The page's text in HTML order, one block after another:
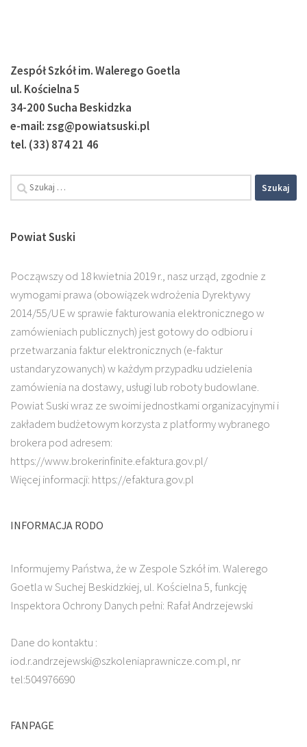
Zespół Szkół im. Walerego Goetla
ul. Kościelna 5
34-200 Sucha Beskidzka
e-mail: zsg@powiatsuski.pl
tel. (33) 874 21 46
Powiat Suski
Począwszy od 18 kwietnia 2019 r., nasz urząd, zgodnie z
wymogami prawa (obowiązek wdrożenia Dyrektywy
2014/55/UE w sprawie fakturowania elektronicznego w
zamówieniach publicznych) jest gotowy do odbioru i
przetwarzania faktur elektronicznych (e-faktur
ustandaryzowanych) w każdym przypadku udzielenia
zamówienia na dostawy, usługi lub roboty budowlane.
Powiat Suski wraz ze swoimi jednostkami organizacyjnymi i
zakładem budżetowym korzysta z platformy wybranego
brokera pod adresem:
https://www.brokerinfinite.efaktura.gov.pl/
Więcej informacji: https://efaktura.gov.pl
INFORMACJA RODO
Informujemy Państwa, że w Zespole Szkół im. Walerego
Goetla w Suchej Beskidzkiej, ul. Kościelna 5, funkcję
Inspektora Ochrony Danych pełni: Rafał Andrzejewski
Dane do kontaktu :
iod.r.andrzejewski@szkoleniaprawnicze.com.pl, nr
tel:504976690
FANPAGE